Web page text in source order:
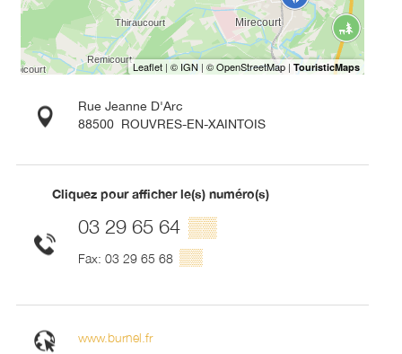
Rue Jeanne D'Arc
88500 ROUVRES-EN-XAINTOIS
Cliquez pour afficher le(s) numéro(s)
03 29 65 64 ▒▒
Fax: 03 29 65 68 ▒▒
www.burnel.fr